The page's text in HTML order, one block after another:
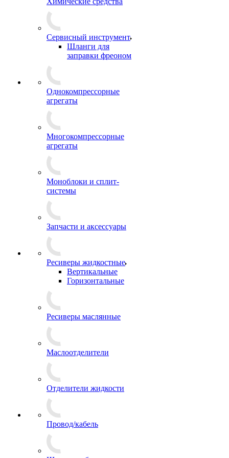
Сервисный инструмент
Шланги для
заправки фреоном
Однокомпрессорные
агрегаты
Многокомпрессорные
агрегаты
Моноблоки и сплит-
системы
Запчасти и аксессуары
Ресиверы жидкостные
Вертикальные
Горизонтальные
Ресиверы маслянные
Маслоотделители
Отделители жидкости
Провод/кабель